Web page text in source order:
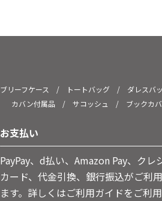
ブリーフケース / トートバッグ / ダレスバ
カバン付属品/ サコッシュ / ブックカ
お支払い
PayPay、d払い、Amazon Pay、クレ
カード、代金引換、銀行振込がご利
ます。詳しくはご利用ガイドをご利